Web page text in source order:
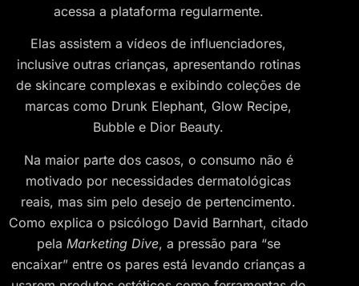
acessa a plataforma regularmente.
Elas assistem a vídeos de influenciadores,
inclusive outras crianças, apresentando rotinas
de skincare complexas e exibindo coleções de
marcas como Drunk Elephant, Glow Recipe,
Bubble e Dior Beauty.
Na maior parte dos casos, o consumo não é
motivado por necessidades dermatológicas
reais, mas sim pelo desejo de pertencimento.
Como explica o psicólogo David Barnhart, citado
pela Marketing Dive, a pressão para “se
encaixar” entre os pares está levando crianças a